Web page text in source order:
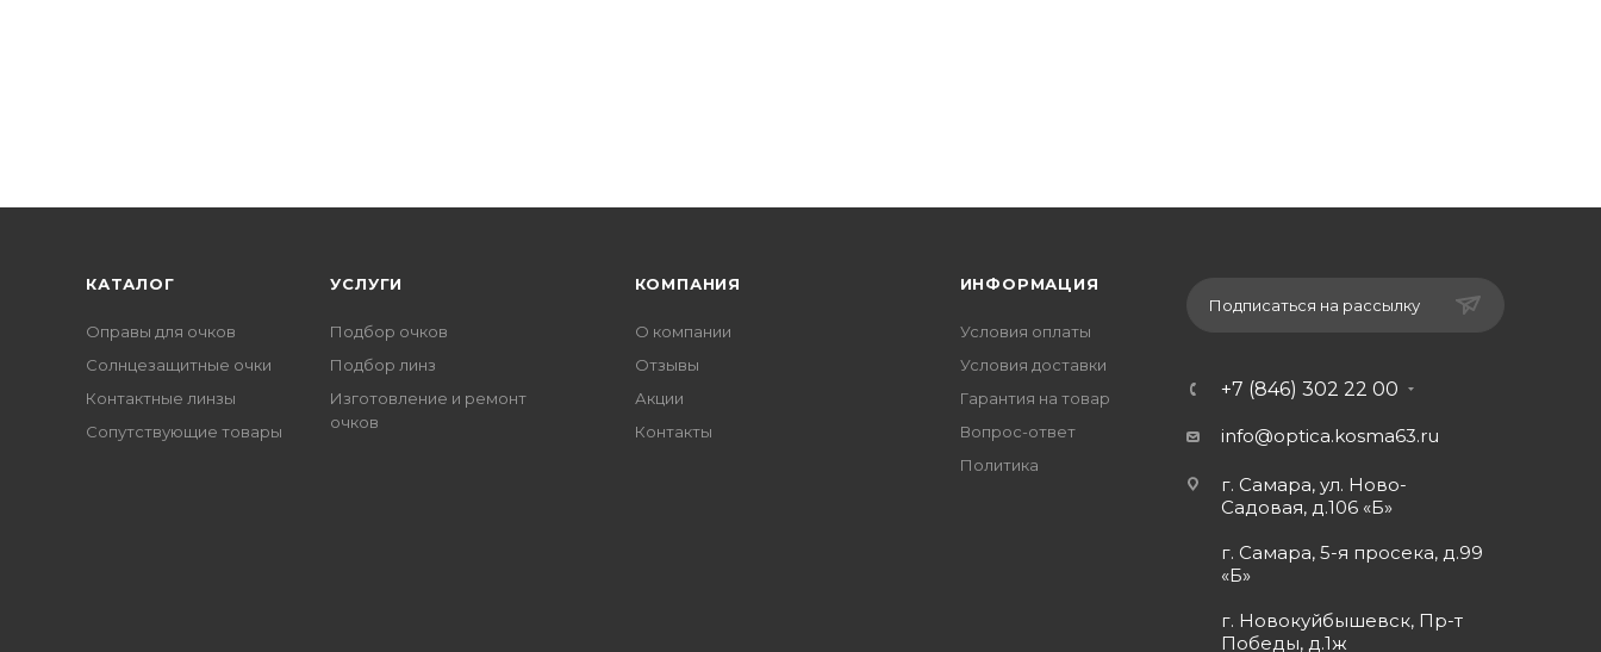
КАТАЛОГ
Оправы для очков
Солнцезащитные очки
Контактные линзы
Сопутствующие товары
УСЛУГИ
Подбор очков
Подбор линз
Изготовление и ремонт
очков
КОМПАНИЯ
О компании
Отзывы
Акции
Контакты
ИНФОРМАЦИЯ
Условия оплаты
Условия доставки
Гарантия на товар
Вопрос-ответ
Политика
Подписаться на рассылку
+7 (846) 302 22 00
info@optica.kosma63.ru
г. Самара, ул. Ново-
Садовая, д.106 «Б»
г. Самара, 5-я просека, д.99
«Б»
г. Новокуйбышевск, Пр-т
Победы, д.1ж